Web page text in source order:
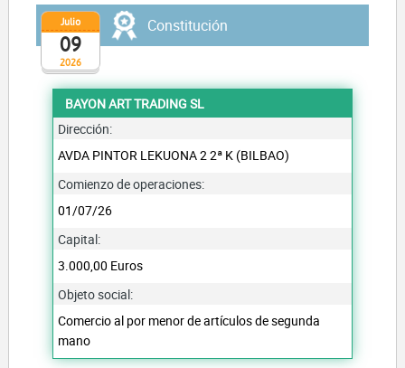
2026
Julio
09
Constitución
BAYON ART TRADING SL
Dirección:
AVDA PINTOR LEKUONA 2 2ª K (BILBAO)
Comienzo de operaciones:
01/07/26
Capital:
3.000,00 Euros
Objeto social:
Comercio al por menor de artículos de segunda
mano